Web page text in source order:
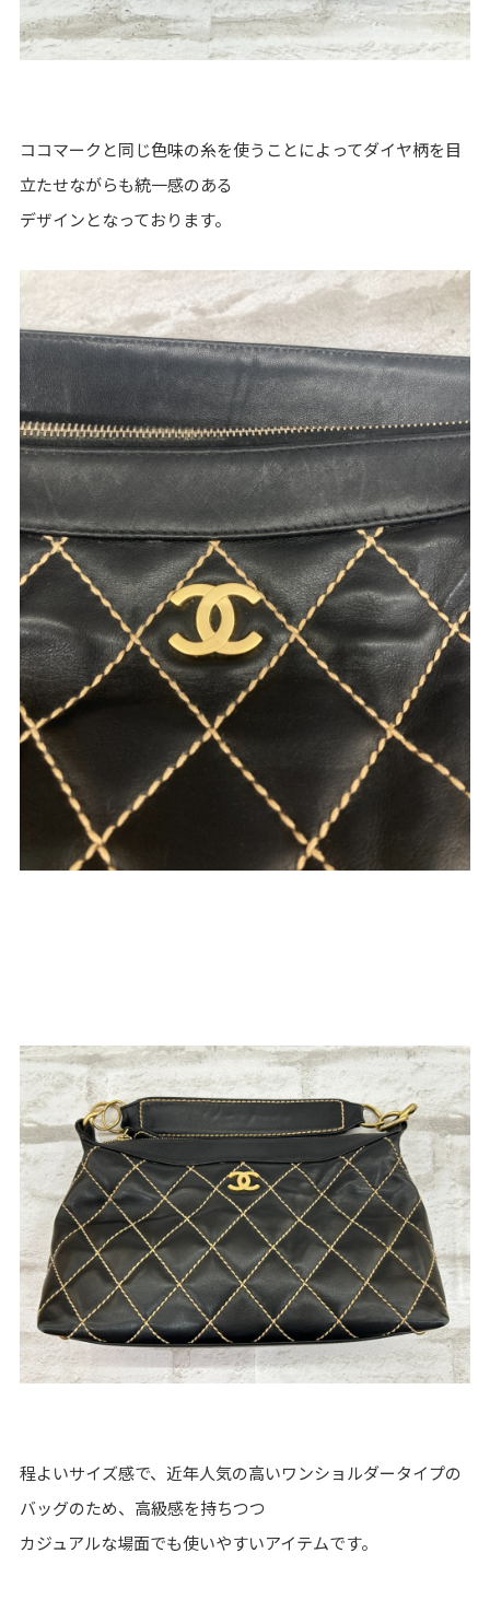
ココマークと同じ色味の糸を使うことによってダイヤ柄を目
立たせながらも統一感のある
デザインとなっております。
程よいサイズ感で、近年人気の高いワンショルダータイプの
バッグのため、高級感を持ちつつ
カジュアルな場面でも使いやすいアイテムです。